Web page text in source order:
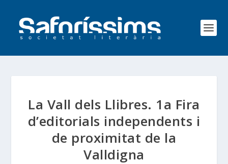
La Vall dels Llibres. 1a Fira
d’editorials independents i
de proximitat de la
Valldigna